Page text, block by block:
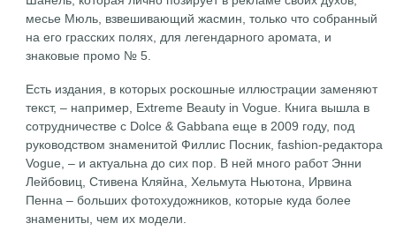
месье Мюль, взвешивающий жасмин, только что собранный
на его грасских полях, для легендарного аромата, и
знаковые промо № 5.
Есть издания, в которых роскошные иллюстрации заменяют
текст, – например, Extreme Beauty in Vogue. Книга вышла в
сотрудничестве с Dolce & Gabbana еще в 2009 году, под
руководством знаменитой Филлис Посник, fashion-редактора
Vogue, – и актуальна до сих пор. В ней много работ Энни
Лейбовиц, Стивена Кляйна, Хельмута Ньютона, Ирвина
Пенна – больших фотохудожников, которые куда более
знамениты, чем их модели.